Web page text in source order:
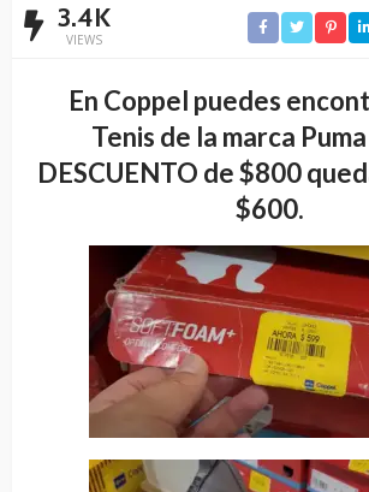
3.4K
VIEWS
En Coppel puedes
Tenis de la marca
DESCUENTO de $800
$600.